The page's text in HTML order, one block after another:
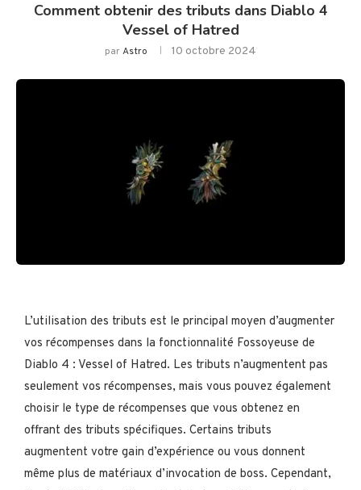
Comment obtenir des tributs dans Diablo 4
Vessel of Hatred
parAstro 10 octobre 2024
L’utilisation des tributs est le principal moyen d’augmenter
vos récompenses dans la fonctionnalité Fossoyeuse de
Diablo 4 : Vessel of Hatred. Les tributs n’augmentent pas
seulement vos récompenses, mais vous pouvez également
choisir le type de récompenses que vous obtenez en
offrant des tributs spécifiques. Certains tributs
augmentent votre gain d’expérience ou vous donnent
même plus de matériaux d’invocation de boss. Cependant,